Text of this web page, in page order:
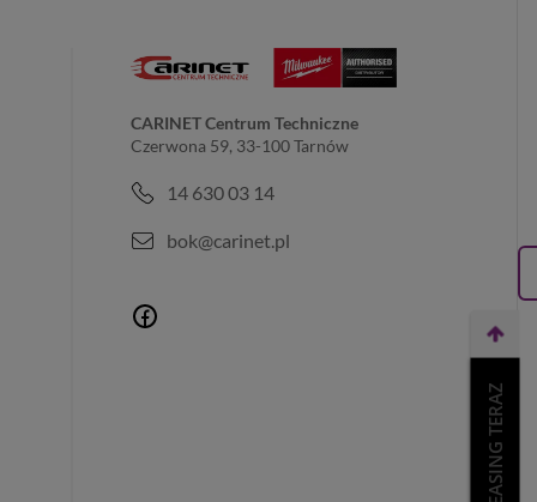
CARINET Centrum Techniczne
Czerwona 59, 33-100 Tarnów
14 630 03 14
bok@carinet.pl